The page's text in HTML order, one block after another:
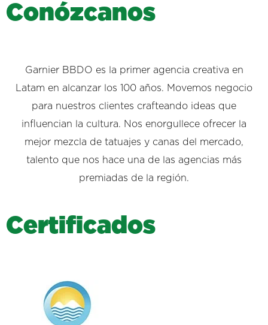
Conózcanos
Garnier BBDO es la primer agencia creativa en
Latam en alcanzar los 100 años. Movemos negocio
para nuestros clientes crafteando ideas que
influencian la cultura. Nos enorgullece ofrecer la
mejor mezcla de tatuajes y canas del mercado,
talento que nos hace una de las agencias más
premiadas de la región.
Certificad os